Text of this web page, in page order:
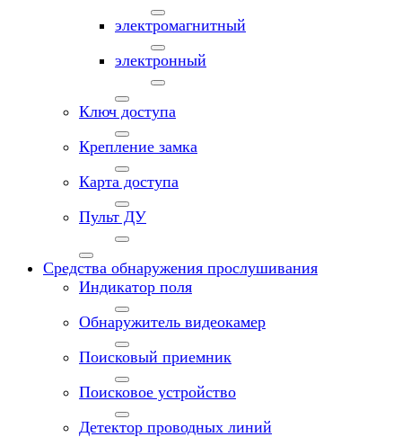
электромагнитный
электронный
Ключ доступа
Крепление замка
Карта доступа
Пульт ДУ
Средства обнаружения прослушивания
Индикатор поля
Обнаружитель видеокамер
Поисковый приемник
Поисковое устройство
Детектор проводных линий